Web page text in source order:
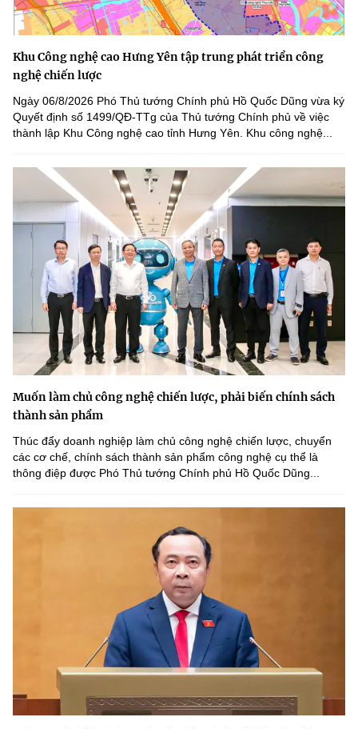
Khu Công nghệ cao Hưng Yên tập trung phát triển công
nghệ chiến lược
Ngày 06/8/2026 Phó Thủ tướng Chính phủ Hồ Quốc Dũng vừa ký
Quyết định số 1499/QĐ-TTg của Thủ tướng Chính phủ về việc
thành lập Khu Công nghệ cao tỉnh Hưng Yên. Khu công nghệ...
Muốn làm chủ công nghệ chiến lược, phải biến chính sách
thành sản phẩm
Thúc đẩy doanh nghiệp làm chủ công nghệ chiến lược, chuyển
các cơ chế, chính sách thành sản phẩm công nghệ cụ thể là
thông điệp được Phó Thủ tướng Chính phủ Hồ Quốc Dũng...